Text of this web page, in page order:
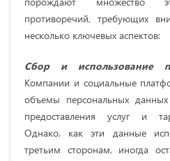
противоречий, требующих
несколько ключевых аспектов:
Сбор и использование
Компании и социальные
объемы персональных
предоставления услуг и
Однако, как эти данные
третьим сторонам, иногда